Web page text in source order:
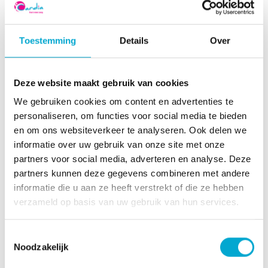
Toestemming Details Over
Deze website maakt gebruik van cookies
We gebruiken cookies om content en advertenties te
personaliseren, om functies voor social media te bieden
en om ons websiteverkeer te analyseren. Ook delen we
informatie over uw gebruik van onze site met onze
partners voor social media, adverteren en analyse. Deze
partners kunnen deze gegevens combineren met andere
informatie die u aan ze heeft verstrekt of die ze hebben
verzameld op basis van uw gebruik van hun services.
Noodzakelijk
zijn we ervan overtuigd dat dit bijdraagt aan
het welbevinden van de bewoners. En in
sommige gevallen het ziektebeeld ook positief
beïnvloedt.
Hof van Kerstanje is gelegen in deelgebied
Parkrijk in RijswijkBuiten en ligt vlakbij het
Wilhelminapark. Een prachtige centrale ligging,
met diverse wijkvoorzieningen in de buurt,
zoals een gezondheidscentrum met apotheek
en een winkelcentrum. Dankzij deze centrale
ligging in RijswijkBuiten kan Cardia ook in de
wijk thuiszorg bieden. Bijvoorbeeld in het
naastgelegen seniorencomplex Wilhelmina,